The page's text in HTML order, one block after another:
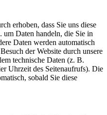
erhoben, dass Sie uns diese
Daten handeln, die Sie in
Daten werden automatisch
der Website durch unsere
technische Daten (z. B.
Uhrzeit des Seitenaufrufs). Die
sobald Sie diese